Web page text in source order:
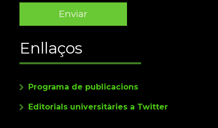
Enllaços
Programa de publicacions
Editorials universitàries a Twitter